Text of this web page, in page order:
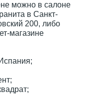
можно в салоне
в Санкт-
200, либо
магазине